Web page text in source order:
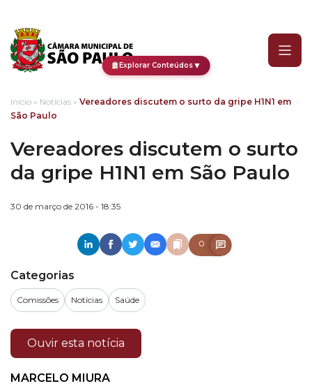
Explorar Conteúdos▼
Início » Notícias » Vereadores discutem o surto da gripe H1N1 em
São Paulo
Vereadores discutem o surto
da gripe H1N1 em São Paulo
30 de março de 2016 - 18:35
0
Categorias
Comissões Notícias Saúde
Ouvir esta notícia
MARCELO MIURA